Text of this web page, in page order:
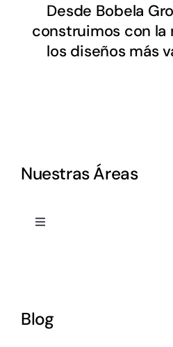
Desde Bobela
construimos con la
los diseños más
Nuestras Áreas
Toggle
Blog